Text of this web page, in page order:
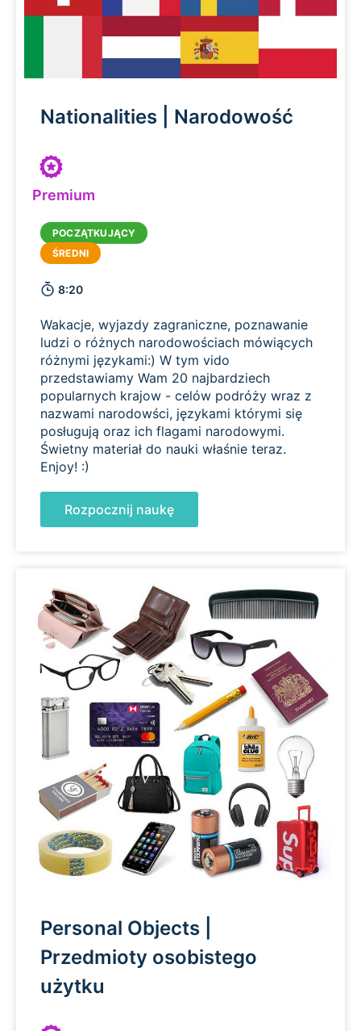
Nationalities | Narodowość
Premium
8:20
Wakacje, wyjazdy zagraniczne, poznawanie
ludzi o różnych narodowościach mówiących
różnymi językami:) W tym vido
przedstawiamy Wam 20 najbardziech
popularnych krajow - celów podróży wraz z
nazwami narodowści, językami którymi się
posługują oraz ich flagami narodowymi.
Świetny materiał do nauki właśnie teraz.
Enjoy! :)
Rozpocznij naukę
Personal Objects |
Przedmioty osobistego
użytku